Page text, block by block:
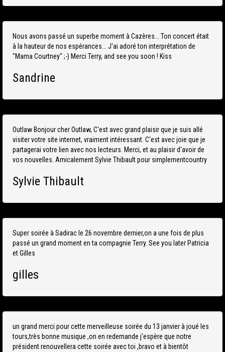
Nous avons passé un superbe moment à Cazères... Ton concert était
à la hauteur de nos espérances... J'ai adoré ton interprétation de
"Mama Courtney" ;-) Merci Terry, and see you soon ! Kiss
Sandrine
Outlaw Bonjour cher Outlaw, C'est avec grand plaisir que je suis allé
visiter votre site internet, vraiment intéressant. C'est avec joie que je
partagerai votre lien avec nos lecteurs. Merci, et au plaisir d'avoir de
vos nouvelles. Amicalement Sylvie Thibault pour simplementcountry
Sylvie Thibault
Super soirée à Sadirac le 26 novembre dernier,on a une fois de plus
passé un grand moment en ta compagnie Terry. See you later Patricia
et Gilles
gilles
un grand merci pour cette merveilleuse soirée du 13 janvier à joué les
tours,très bonne musique ,on en redemande j'espère que notre
président renouvellera cette soirée avec toi ,bravo et à bientôt